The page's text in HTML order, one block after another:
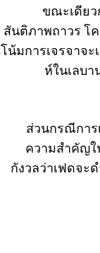
ขณะเดียว
สันติภาพถาวร โ
โน้มการเจรจาจ
ห์ในเลบ
ส่วนกรณีการ
ความสำคัญใ
กังวลว่าเฟดจะ